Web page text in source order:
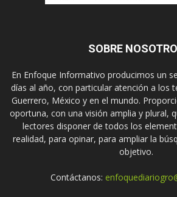
SOBRE
En Enfoque Informativo producimos un
días al año, con particular atención a los
Guerrero, México y en el mundo.
oportuna, con una visión amplia y plural,
lectores disponer de todos los
realidad, para opinar, para ampliar la
objetivo.
Contáctanos: